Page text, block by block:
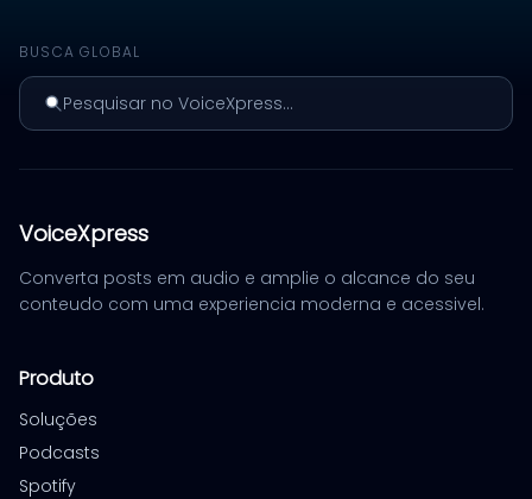
BUSCA GLOBAL
Pesquisar no VoiceXpress...
VoiceXpress
Converta posts em audio e amplie o alcance do seu
conteudo com uma experiencia moderna e acessivel.
Produto
Soluções
Podcasts
Spotify